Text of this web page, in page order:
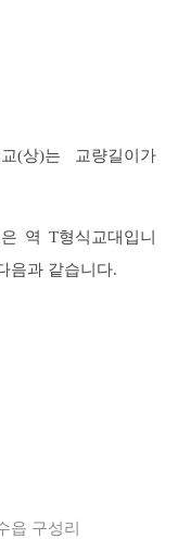
(상)는 교량길이가
역 T형식교대입니
음과 같습니다.
읍 구성리